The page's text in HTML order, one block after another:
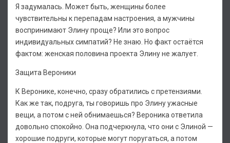
Я задумалась. Может быть, женщины более
чувствительны к перепадам настроения, а мужчины
воспринимают Элину проще? Или это вопрос
индивидуальных симпатий? Не знаю. Но факт остаётся
фактом: женская половина проекта Элину не жалует.
Защита Вероники
К Веронике, конечно, сразу обратились с претензиями.
Как же так, подруга, ты говоришь про Элину ужасные
вещи, а потом с ней обнимаешься? Вероника ответила
довольно спокойно. Она подчеркнула, что они с Элиной —
хорошие подруги, которые могут поругаться, а потом